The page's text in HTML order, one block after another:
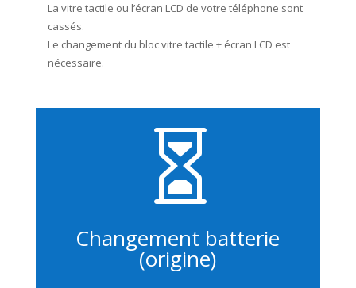
La vitre tactile ou l’écran LCD de votre téléphone sont
cassés.
Le changement du bloc vitre tactile + écran LCD est
nécessaire.

Changement batterie
(origine)